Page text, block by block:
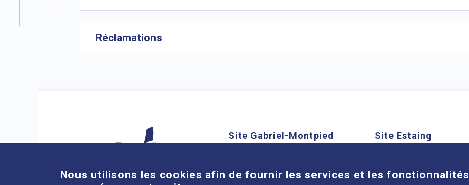
Réclamations
Site Gabriel-Montpied Site Estaing
Cookies
Nous utilisons les cookies afin de fournir les services et les fonctionnalités